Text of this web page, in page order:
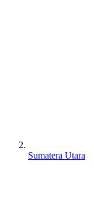
Sumatera Utara